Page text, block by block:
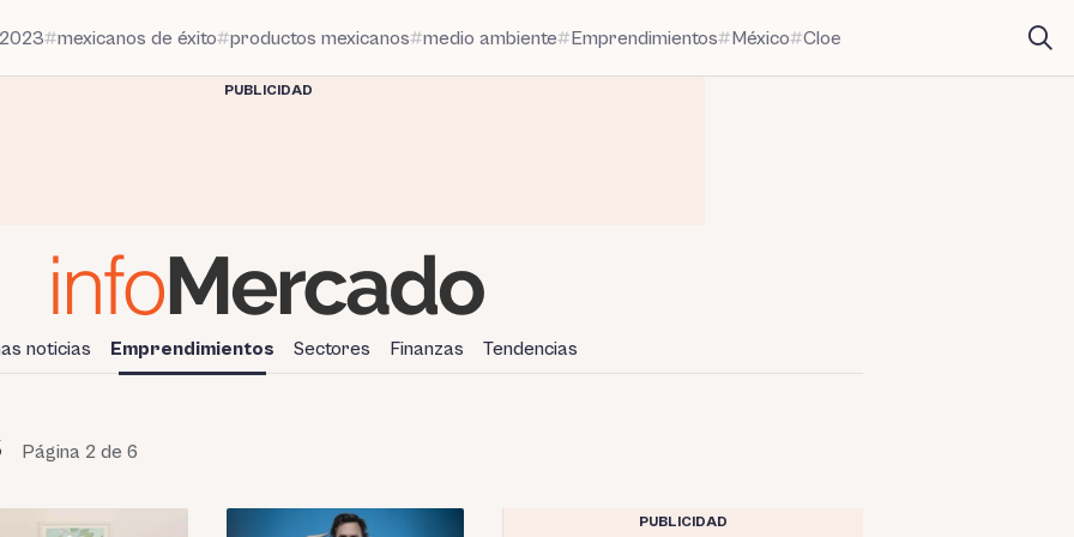
mexicanos de éxito productos mexicanos medio ambiente Emprendimientos México Cloe
PUBLICIDAD
noticias Emprendimientos Sectores Finanzas Tendencias
Página 2 de 6
PUBLICIDAD